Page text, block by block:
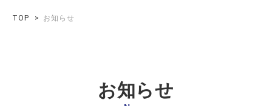
TOP お知らせ
お知らせ